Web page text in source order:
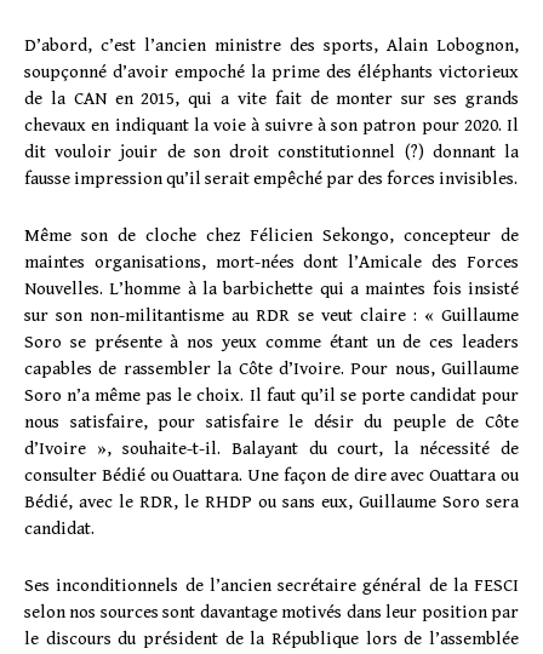
D’abord, c’est l’ancien ministre des sports, Alain Lobognon,
soupçonné d’avoir empoché la prime des éléphants victorieux
de la CAN en 2015, qui a vite fait de monter sur ses grands
chevaux en indiquant la voie à suivre à son patron pour 2020. Il
dit vouloir jouir de son droit constitutionnel (?) donnant la
fausse impression qu’il serait empêché par des forces invisibles.
Même son de cloche chez Félicien Sekongo, concepteur de
maintes organisations, mort-nées dont l’Amicale des Forces
Nouvelles. L’homme à la barbichette qui a maintes fois insisté
sur son non-militantisme au RDR se veut claire : « Guillaume
Soro se présente à nos yeux comme étant un de ces leaders
capables de rassembler la Côte d’Ivoire. Pour nous, Guillaume
Soro n’a même pas le choix. Il faut qu’il se porte candidat pour
nous satisfaire, pour satisfaire le désir du peuple de Côte
d’Ivoire », souhaite-t-il. Balayant du court, la nécessité de
consulter Bédié ou Ouattara. Une façon de dire avec Ouattara ou
Bédié, avec le RDR, le RHDP ou sans eux, Guillaume Soro sera
candidat.
Ses inconditionnels de l’ancien secrétaire général de la FESCI
selon nos sources sont davantage motivés dans leur position par
le discours du président de la République lors de l’assemblée